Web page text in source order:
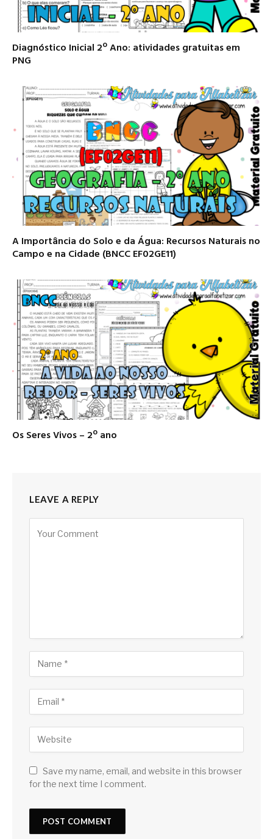
Diagnóstico Inicial 2º Ano: atividades gratuitas em
PNG
A Importância do Solo e da Água: Recursos Naturais no
Campo e na Cidade (BNCC EF02GE11)
Os Seres Vivos – 2º ano
LEAVE A REPLY
Save my name, email, and website in this browser
for the next time I comment.